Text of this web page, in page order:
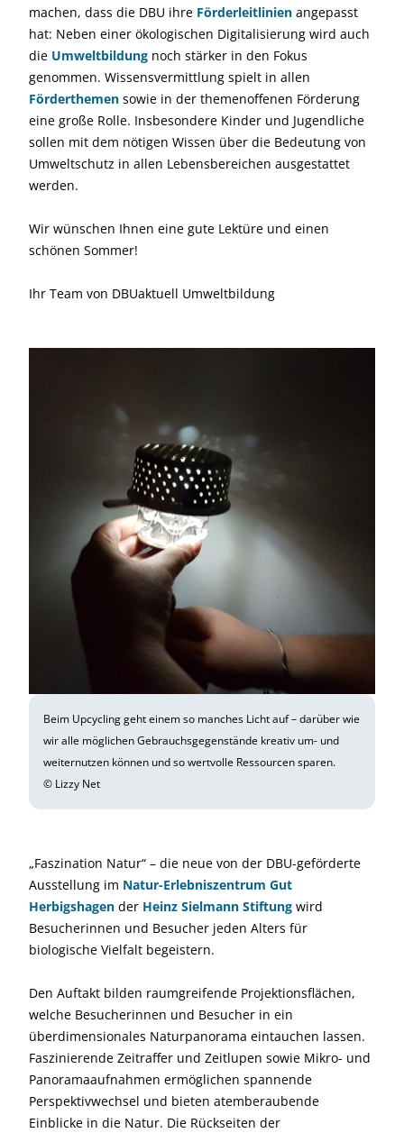
machen, dass die DBU ihre Förderleitlinien angepasst
hat: Neben einer ökologischen Digitalisierung wird auch
die Umweltbildung noch stärker in den Fokus
genommen. Wissensvermittlung spielt in allen
Förderthemen sowie in der themenoffenen Förderung
eine große Rolle. Insbesondere Kinder und Jugendliche
sollen mit dem nötigen Wissen über die Bedeutung von
Umweltschutz in allen Lebensbereichen ausgestattet
werden.
Wir wünschen Ihnen eine gute Lektüre und einen
schönen Sommer!
Ihr Team von DBUaktuell Umweltbildung
Beim Upcycling geht einem so manches Licht auf – darüber wie
wir alle möglichen Gebrauchsgegenstände kreativ um- und
weiternutzen können und so wertvolle Ressourcen sparen.
© Lizzy Net
„Faszination Natur“ – die neue von der DBU-geförderte
Ausstellung im Natur-Erlebniszentrum Gut
Herbigshagen der Heinz Sielmann Stiftung wird
Besucherinnen und Besucher jeden Alters für
biologische Vielfalt begeistern.
Den Auftakt bilden raumgreifende Projektionsflächen,
welche Besucherinnen und Besucher in ein
überdimensionales Naturpanorama eintauchen lassen.
Faszinierende Zeitraffer und Zeitlupen sowie Mikro- und
Panoramaaufnahmen ermöglichen spannende
Perspektivwechsel und bieten atemberaubende
Einblicke in die Natur. Die Rückseiten der